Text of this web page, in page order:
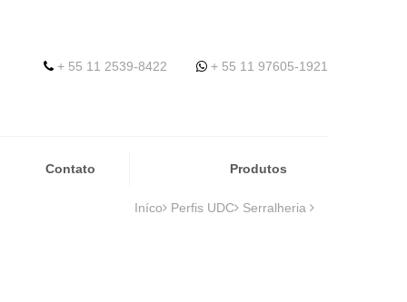
+ 55 11 2539-8422 + 55 11 97605-1921
Contato Produtos
Iníco Perfis UDC Serralheria